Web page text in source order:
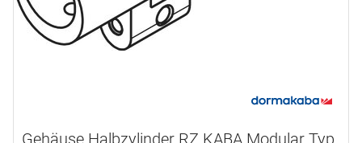
Gehäuse Halbzylinder RZ KABA Modular Typ